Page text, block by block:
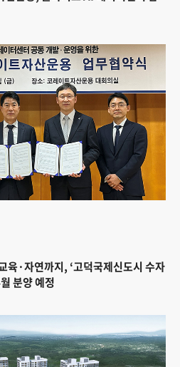
육·자연까지, ‘고덕국제신도시 수자
분양 예정